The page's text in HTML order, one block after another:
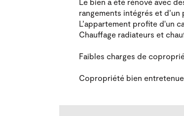
rangements intégrés et d’un
L’appartement profite d'un
Chauffage radiateurs et
Faibles charges de
Copropriété bien